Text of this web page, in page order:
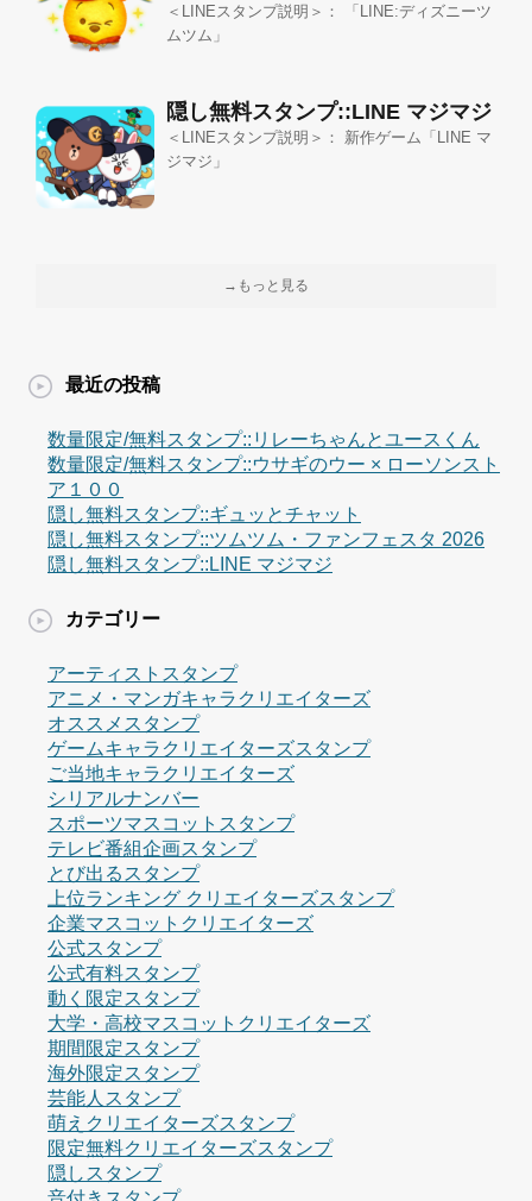
＜LINEスタンプ説明＞： 「LINE:ディズニーツ
ムツム」
隠し無料スタンプ::LINE マジマジ
＜LINEスタンプ説明＞： 新作ゲーム「LINE マ
ジマジ」
→もっと見る
最近の投稿
数量限定/無料スタンプ::リレーちゃんとユースくん
数量限定/無料スタンプ::ウサギのウー × ローソンスト
ア１００
隠し無料スタンプ::ギュッとチャット
隠し無料スタンプ::ツムツム・ファンフェスタ 2026
隠し無料スタンプ::LINE マジマジ
カテゴリー
アーティストスタンプ
アニメ・マンガキャラクリエイターズ
オススメスタンプ
ゲームキャラクリエイターズスタンプ
ご当地キャラクリエイターズ
シリアルナンバー
スポーツマスコットスタンプ
テレビ番組企画スタンプ
とび出るスタンプ
上位ランキング クリエイターズスタンプ
企業マスコットクリエイターズ
公式スタンプ
公式有料スタンプ
動く限定スタンプ
大学・高校マスコットクリエイターズ
期間限定スタンプ
海外限定スタンプ
芸能人スタンプ
萌えクリエイターズスタンプ
限定無料クリエイターズスタンプ
隠しスタンプ